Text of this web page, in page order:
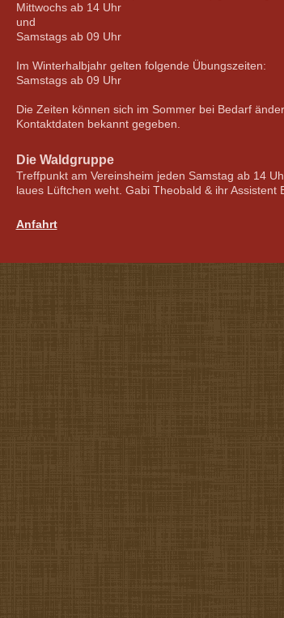
Mittwochs ab 14 Uhr
und
Samstags ab 09 Uhr
Im Winterhalbjahr gelten folgende Übungszeiten:
Samstags ab 09 Uhr
Die Zeiten können sich im Sommer bei Bedarf
Kontaktdaten bekannt gegeben.
Die Waldgruppe
Treffpunkt am Vereinsheim jeden Samstag ab 14
laues Lüftchen weht. Gabi Theobald & ihr Assistent
Anfahrt